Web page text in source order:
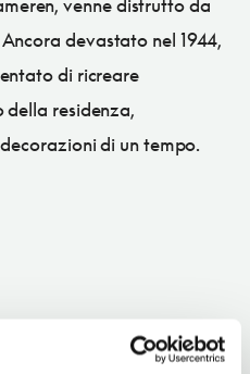
venne distrutto da
devastato nel 1944,
di ricreare
della residenza,
di un tempo.